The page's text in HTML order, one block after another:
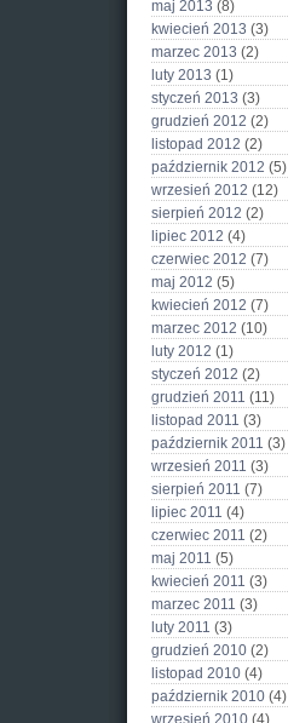
maj 2013 (8)
kwiecień 2013 (3)
marzec 2013 (2)
luty 2013 (1)
styczeń 2013 (3)
grudzień 2012 (2)
listopad 2012 (2)
październik 2012 (5)
wrzesień 2012 (12)
sierpień 2012 (2)
lipiec 2012 (4)
czerwiec 2012 (7)
maj 2012 (5)
kwiecień 2012 (7)
marzec 2012 (10)
luty 2012 (1)
styczeń 2012 (2)
grudzień 2011 (11)
listopad 2011 (3)
październik 2011 (3)
wrzesień 2011 (3)
sierpień 2011 (7)
lipiec 2011 (4)
czerwiec 2011 (2)
maj 2011 (5)
kwiecień 2011 (3)
marzec 2011 (3)
luty 2011 (3)
grudzień 2010 (2)
listopad 2010 (4)
październik 2010 (4)
wrzesień 2010 (4)